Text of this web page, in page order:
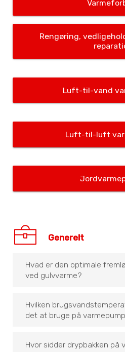
Rengøring,
Luft-til-vand
Luft-til-luft
Generelt
Hvad er den optimale
ved gulvvarme?
Hvilken
det at bruge på
Hvor sidder drypbakken på